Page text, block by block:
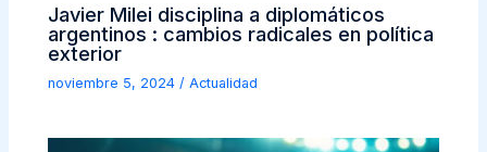
Javier Milei disciplina a diplomáticos
argentinos : cambios radicales en política
exterior
noviembre 5, 2024/Actualidad